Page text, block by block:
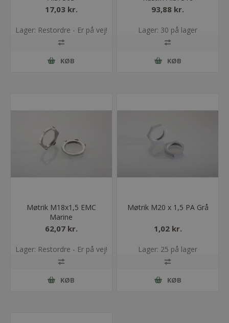
17,03 kr.
Lager: Restordre - Er på vej!
KØB
93,88 kr.
Lager: 30 på lager
KØB
Møtrik M18x1,5 EMC
Marine
62,07 kr.
Lager: Restordre - Er på vej!
KØB
Møtrik M20 x 1,5 PA Grå
1,02 kr.
Lager: 25 på lager
KØB